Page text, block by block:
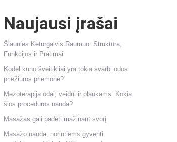
Naujausi įrašai
Šlaunies Keturgalvis Raumuo: Struktūra,
Funkcijos ir Pratimai
Kodėl kūno šveitikliai yra tokia svarbi odos
priežiūros priemonė?
Mezoterapija odai, veidui ir plaukams. Kokia
šios procedūros nauda?
Masažas gali padėti mažinant svorį
Masažo nauda, norintiems gyventi